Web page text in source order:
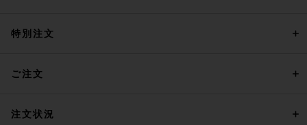
特別注文
ご注文
注文状況